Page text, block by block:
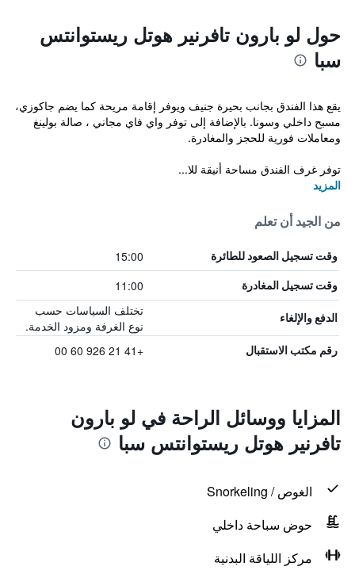
حول لو بارون تافرنير هوتل ريستوانتس
سبا
يقع هذا الفندق بجانب بحيرة جنيف ويوفر إقامة مريحة كما يضم جاكوزي،
مسبح داخلي وسونا. بالإضافة إلى توفر واي فاي مجاني ، صالة بولينغ
ومعاملات فورية للحجز والمغادرة.
توفر غرف الفندق مساحة أنيقة للا...
المزيد
من الجيد أن تعلم
وقت تسجيل الصعود للطائرة 15:00
وقت تسجيل المغادرة 11:00
الدفع والإلغاء
تختلف السياسات حسب
نوع الغرفة ومزود الخدمة.
رقم مكتب الاستقبال +41 21 926 60 00
المزايا ووسائل الراحة في لو بارون
تافرنير هوتل ريستوانتس سبا
الغوص / Snorkeling
حوض سباحة داخلي
مركز اللياقة البدنية